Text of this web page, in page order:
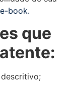
book.
que